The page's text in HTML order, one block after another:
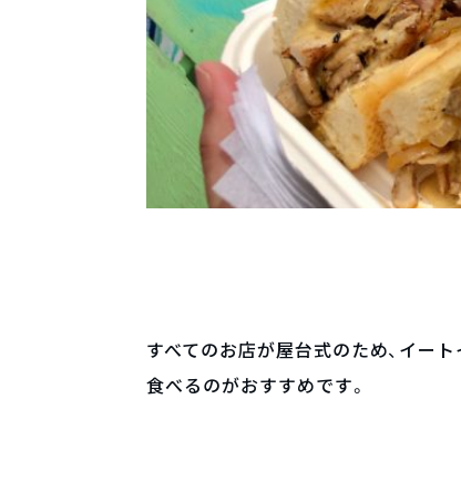
すべてのお店が屋台式のため、イー
食べるのがおすすめです。